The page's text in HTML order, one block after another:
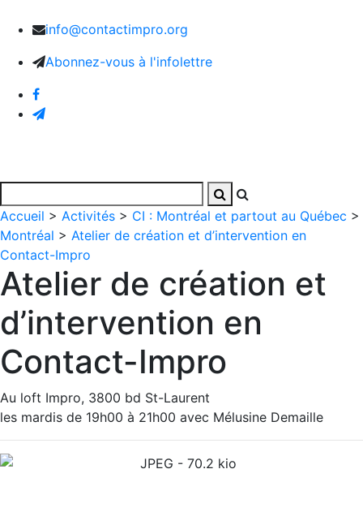
info@contactimpro.org
Abonnez-vous à l'infolettre
Accueil > Activités > CI : Montréal et partout au Québec >
Montréal > Atelier de création et d’intervention en
Contact-Impro
Atelier de création et
d’intervention en
Contact-Impro
Au loft Impro, 3800 bd St-Laurent
les mardis de 19h00 à 21h00 avec Mélusine Demaille